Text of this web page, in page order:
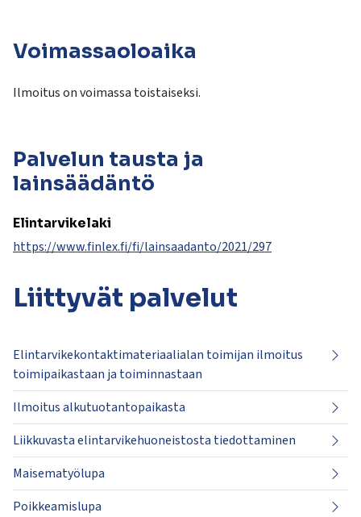
Voimassaoloaika
Ilmoitus on voimassa toistaiseksi.
Palvelun tausta ja
lainsäädäntö
Elintarvikelaki
https://www.finlex.fi/fi/lainsaadanto/2021/297
Liittyvät palvelut
Elintarvikekontaktimateriaalialan toimijan ilmoitus
toimipaikastaan ja toiminnastaan
Ilmoitus alkutuotantopaikasta
Liikkuvasta elintarvikehuoneistosta tiedottaminen
Maisematyölupa
Poikkeamislupa